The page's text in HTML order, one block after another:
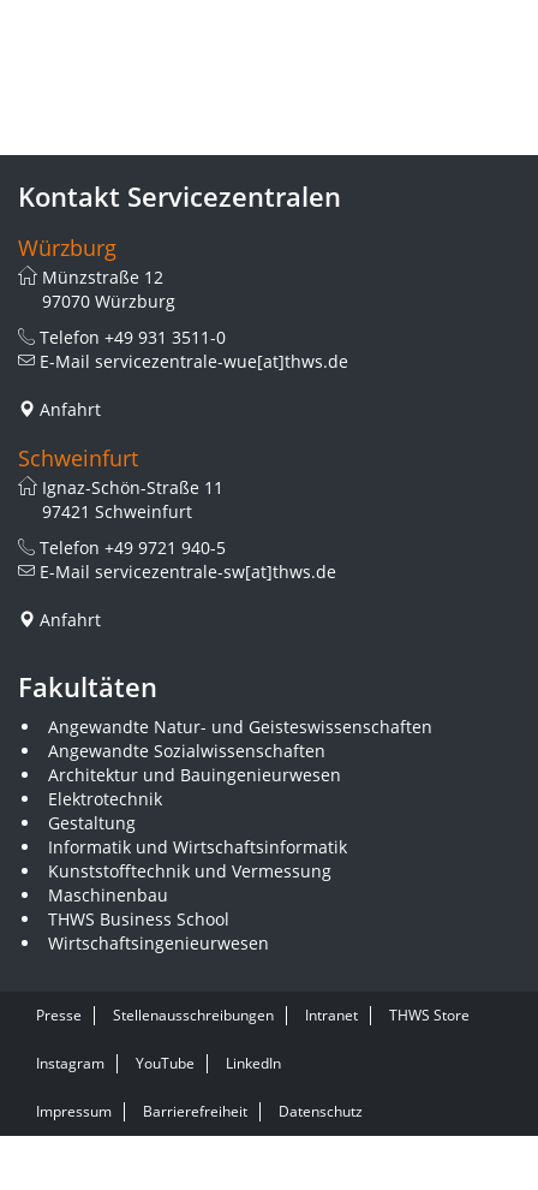
Kontakt Servicezentralen
Würzburg
Münzstraße 12
97070 Würzburg
Telefon +49 931 3511-0
E-Mail servicezentrale-wue[at]thws.de
Anfahrt
Schweinfurt
Ignaz-Schön-Straße 11
97421 Schweinfurt
Telefon +49 9721 940-5
E-Mail servicezentrale-sw[at]thws.de
Anfahrt
Fakultäten
Angewandte Natur- und Geisteswissenschaften
Angewandte Sozialwissenschaften
Architektur und Bauingenieurwesen
Elektrotechnik
Gestaltung
Informatik und Wirtschaftsinformatik
Kunststofftechnik und Vermessung
Maschinenbau
THWS Business School
Wirtschaftsingenieurwesen
Presse Stellenausschreibungen Intranet THWS Store
Instagram YouTube LinkedIn
Impressum Barrierefreiheit Datenschutz